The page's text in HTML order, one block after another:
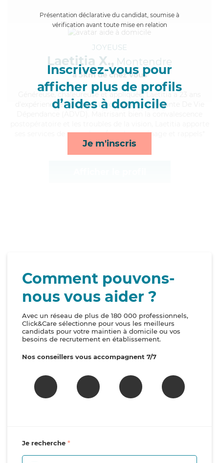
Présentation déclarative du candidat, soumise à
vérification avant toute mise en relation
Inscrivez-vous pour
afficher plus de profils
d’aides à domicile
Je m'inscris
JOYEUSE
Laetitia X., Montendre
à 5km de chez Vous
, chaleureuse et appliquée, Laetitia a 23 ans
d'expérience et possède un diplôme d'Assistante De Vie
ses services de repas, lever/coucher, ménage et rappels*
Comment pouvons-
nous vous aider ?
Avec un réseau de plus de 180 000 professionnels,
Click&Care sélectionne pour vous les meilleurs
candidats pour votre maintien à domicile ou vos
besoins de recrutement en établissement.
Nos conseillers vous accompagnent 7/7
Je recherche